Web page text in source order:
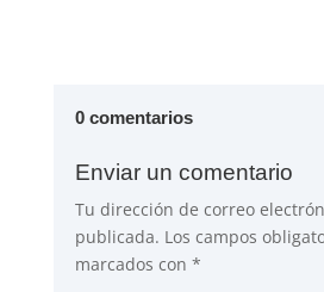
0 comentarios
Enviar un comentario
Tu dirección de correo
publicada. Los campos
marcados con *